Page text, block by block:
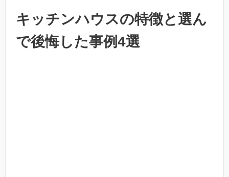
キッチンハウスの特徴と選ん
で後悔した事例4選